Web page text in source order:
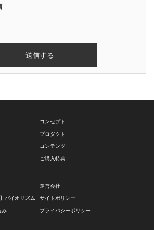
コンセプト
プロダクト
コンテンツ
ご購入特典
バイオリズム
み
運営会社
サイトポリシー
プライバシーポリシー